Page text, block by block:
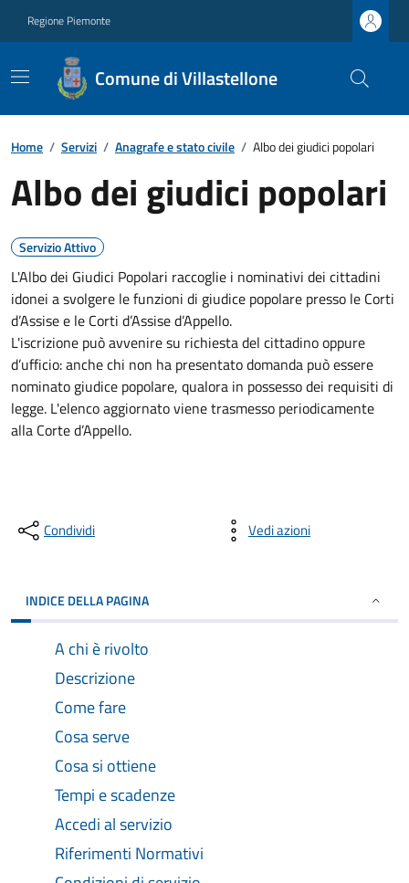
Regione Piemonte
Comune di Villastellone
Home / Servizi / Anagrafe e stato civile / Albo dei giudici popolari
Albo dei giudici popolari
Servizio Attivo
L'Albo dei Giudici Popolari raccoglie i nominativi dei cittadini
idonei a svolgere le funzioni di giudice popolare presso le Corti
d’Assise e le Corti d’Assise d’Appello.
L'iscrizione può avvenire su richiesta del cittadino oppure
d’ufficio: anche chi non ha presentato domanda può essere
nominato giudice popolare, qualora in possesso dei requisiti di
legge. L'elenco aggiornato viene trasmesso periodicamente
alla Corte d’Appello.
Condividi Vedi azioni
INDICE DELLA PAGINA
A chi è rivolto
Descrizione
Come fare
Cosa serve
Cosa si ottiene
Tempi e scadenze
Accedi al servizio
Riferimenti Normativi